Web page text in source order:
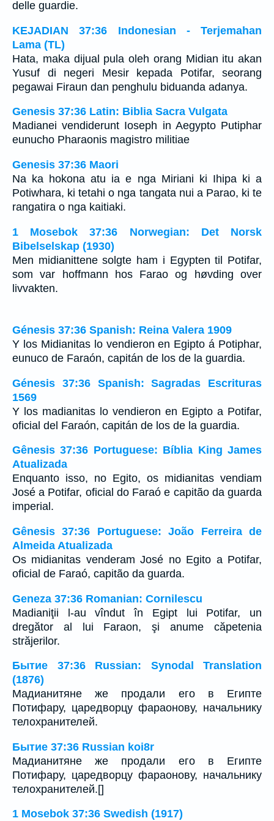
delle guardie.
KEJADIAN 37:36 Indonesian - Terjemahan
Lama (TL)
Hata, maka dijual pula oleh orang Midian itu akan
Yusuf di negeri Mesir kepada Potifar, seorang
pegawai Firaun dan penghulu biduanda adanya.
Genesis 37:36 Latin: Biblia Sacra Vulgata
Madianei vendiderunt Ioseph in Aegypto Putiphar
eunucho Pharaonis magistro militiae
Genesis 37:36 Maori
Na ka hokona atu ia e nga Miriani ki Ihipa ki a
Potiwhara, ki tetahi o nga tangata nui a Parao, ki te
rangatira o nga kaitiaki.
1 Mosebok 37:36 Norwegian: Det Norsk
Bibelselskap (1930)
Men midianittene solgte ham i Egypten til Potifar,
som var hoffmann hos Farao og høvding over
livvakten.
Génesis 37:36 Spanish: Reina Valera 1909
Y los Midianitas lo vendieron en Egipto á Potiphar,
eunuco de Faraón, capitán de los de la guardia.
Génesis 37:36 Spanish: Sagradas Escrituras
1569
Y los madianitas lo vendieron en Egipto a Potifar,
oficial del Faraón, capitán de los de la guardia.
Gênesis 37:36 Portuguese: Bíblia King James
Atualizada
Enquanto isso, no Egito, os midianitas vendiam
José a Potifar, oficial do Faraó e capitão da guarda
imperial.
Gênesis 37:36 Portuguese: João Ferreira de
Almeida Atualizada
Os midianitas venderam José no Egito a Potifar,
oficial de Faraó, capitão da guarda.
Geneza 37:36 Romanian: Cornilescu
Madianiţii l-au vîndut în Egipt lui Potifar, un
dregător al lui Faraon, şi anume căpetenia
străjerilor.
Бытие 37:36 Russian: Synodal Translation
(1876)
Мадианитяне же продали его в Египте
Потифару, царедворцу фараонову, начальнику
телохранителей.
Бытие 37:36 Russian koi8r
Мадианитяне же продали его в Египте
Потифару, царедворцу фараонову, начальнику
телохранителей.[]
1 Mosebok 37:36 Swedish (1917)